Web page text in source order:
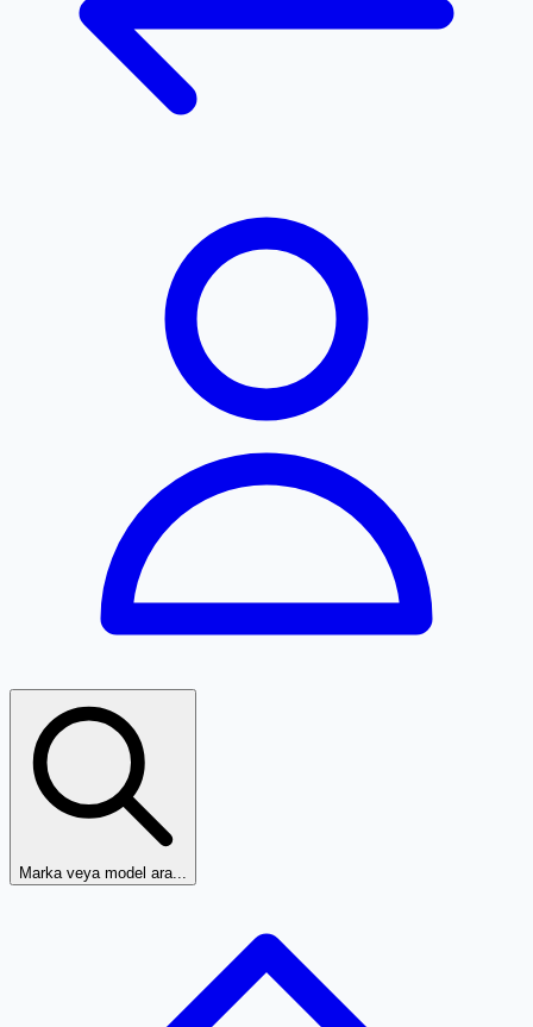
Marka veya model ara...